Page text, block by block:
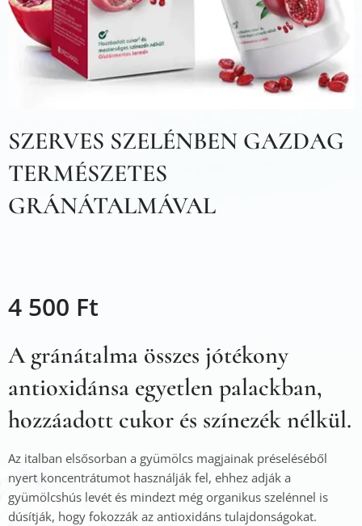
SZERVES SZELÉNBEN GAZDAG
TERMÉSZETES
GRÁNÁTALMÁVAL
4 500 Ft
A gránátalma összes jótékony
antioxidánsa egyetlen palackban,
hozzáadott cukor és színezék nélkül.
Az italban elsősorban a gyümölcs magjainak préseléséből
nyert koncentrátumot használják fel, ehhez adják a
gyümölcshús levét és mindezt még organikus szelénnel is
dúsítják, hogy fokozzák az antioxidáns tulajdonságokat.